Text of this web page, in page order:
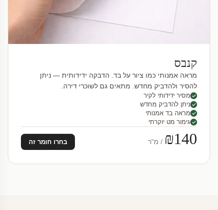
קנבס
מראה אמנותי כמו ציור על בד. הדבקה ידידותית — ניתן
להסיר ולהדביק מחדש. מתאים גם לשוכרי דירה.
מסיר ידידותי לקיר
ניתן להדביק מחדש
מראה בד אמנותי
גימור מט יוקרתי
₪140 / מ"ר בחרו חומר זה